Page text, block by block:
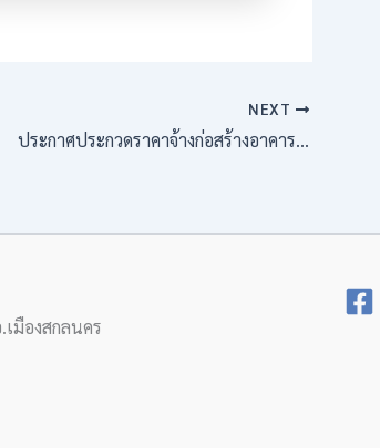
NEXT
ประกาศประกวดราคาจ้างก่อสร้างอาคารสำนักงานเกษตรอำเภอโพนนาแก้ว ตำบลนาแก้ว อำเภอโพนนาแก้ว จังหวัดสกลนคร ด้วยวิธีประกวดราคาอิเล็กทรอนิกส์ (e-bidding)
มืองสกลนคร